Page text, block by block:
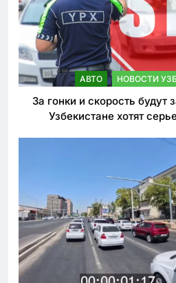
АВТО НОВОСТИ
За гонки и скорость
Узбекистане хотят